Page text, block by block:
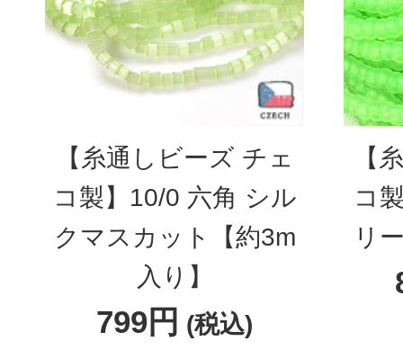
【糸通しビーズ チェ
コ製】10/0 六角 シル
クマスカット【約3m
入り】
799円 (税込)
【
コ
リ